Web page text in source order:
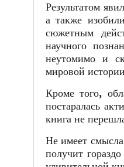
Результатом
а также
сюжетным
научного
неутомимо и
мировой
Кроме того,
постаралась
книга не
Не имеет
получит